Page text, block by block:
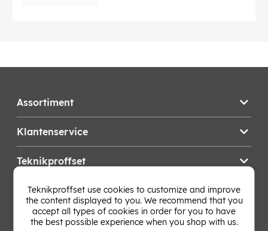
Assortiment
Klantenservice
Teknikproffset
Wijzig Land
Teknikproffset use cookies to customize and improve
the content displayed to you. We recommend that you
accept all types of cookies in order for you to have
the best possible experience when you shop with us.